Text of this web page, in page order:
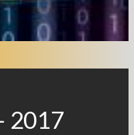
2017